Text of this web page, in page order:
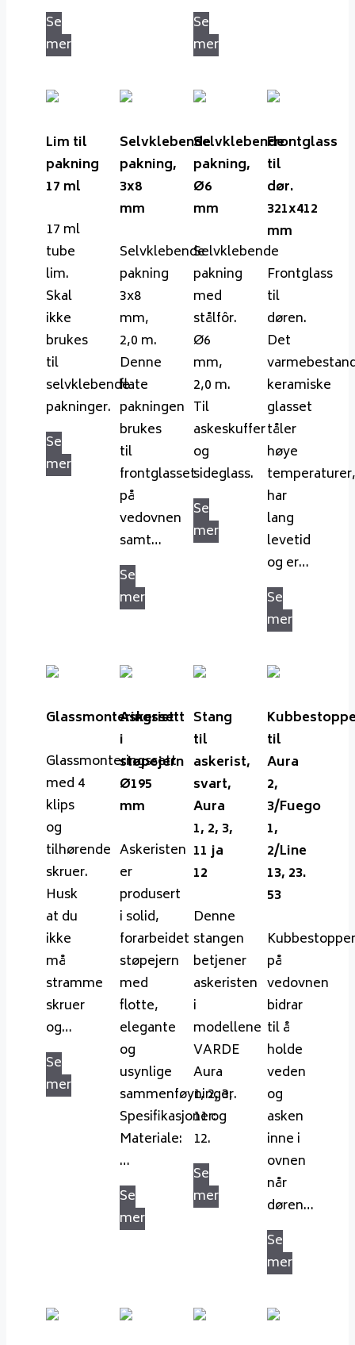
Se
mer
Se
mer
Lim til
pakning
17 ml
17 ml
tube
lim.
Skal
ikke
brukes
til
selvklebende
pakninger.
Se
mer
Selvklebende
pakning,
3x8
mm
Selvklebende
pakning
3x8
mm,
2,0 m.
Denne
flate
pakningen
brukes
til
frontglasset
på
vedovnen
samt…
Se
mer
Selvklebende
pakning,
Ø6
mm
Selvklebende
pakning
med
stålfôr.
Ø6
mm,
2,0 m.
Til
askeskuffer
og
sideglass.
Se
mer
Frontglass
til
dør.
321x412
mm
Frontglass
til
døren.
Det
keramiske
glasset
tåler
høye
temperaturer,
har
lang
levetid
og er…
Se
mer
Glassmonteringssett
Glassmonteringssett
med 4
klips
og
tilhørende
skruer.
Husk
at du
ikke
må
stramme
skruer
og…
Se
mer
Askerist
i
støpejern
Ø195
mm
Askeristen
er
produsert
i solid,
forarbeidet
støpejern
med
flotte,
elegante
og
usynlige
sammenføyninger.
Spesifikasjoner:
Materiale:
…
Se
mer
Stang
til
askerist,
svart,
Aura
1, 2, 3,
11 ja
12
Denne
stangen
betjener
askeristen
i
modellene
VARDE
Aura
1, 2, 3,
11 og
12.
Se
mer
til
Aura
2,
3/Fuego
1,
2/Line
13, 23.
53
på
vedovnen
bidrar
til å
holde
veden
og
asken
inne i
ovnen
når
døren…
Se
mer